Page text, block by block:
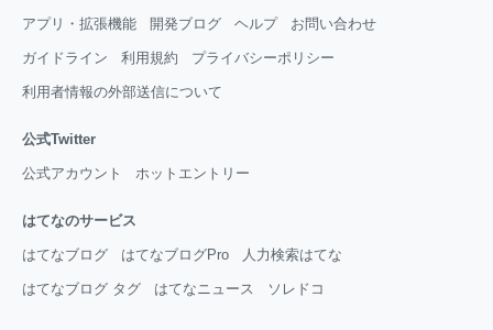
アプリ・拡張機能 開発ブログ ヘルプ お問い合わせ
ガイドライン 利用規約 プライバシーポリシー
利用者情報の外部送信について
公式Twitter
公式アカウント ホットエントリー
はてなのサービス
はてなブログ はてなブログPro 人力検索はてな
はてなブログ タグ はてなニュース ソレドコ